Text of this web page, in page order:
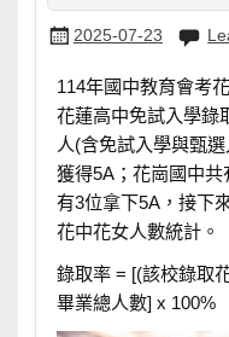
2025-07-23
114年國中教育會考
花蓮高中免試入學錄
人(含免試入學與甄
獲得5A；花崗國中
有3位拿下5A，接下
花中花女人數統計。
錄取率 = [(該校錄取
畢業總人數] x 100%